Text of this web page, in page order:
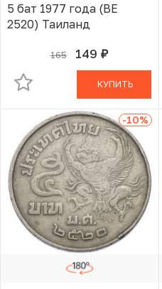
5 бат 1977 года (BE
2520) Таиланд
165 149 руб.
В КОРЗИНЕ
КУПИТЬ
-10%